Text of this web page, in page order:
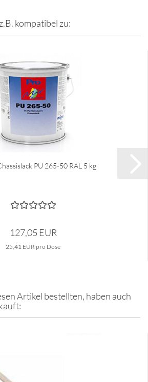
kompatibel zu:
PU 265-50 RAL 5 kg
127,05 EUR
25,41 EUR pro Dose
Artikel bestellten, haben auch